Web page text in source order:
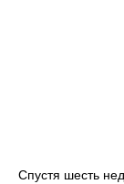
Спустя шесть